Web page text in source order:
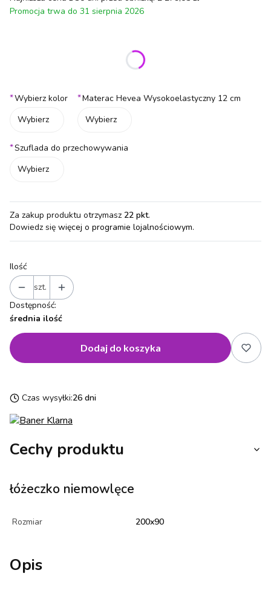
Promocja trwa do 31 sierpnia 2026
Poszczególne warianty mogą różnić się ceną
*Wybierz kolor
Wybierz
*Materac Hevea Wysokoelastyczny 12 cm
Wybierz
*Szuflada do przechowywania
Wybierz
Za zakup produktu otrzymasz 22 pkt.
Dowiedz się więcej o programie lojalnościowym.
Ilość
szt.
Dostępność:
średnia ilość
Dodaj do koszyka
Czas wysyłki:26 dni
Cechy produktu
łóżeczko niemowlęce
Rozmiar 200x90
Opis